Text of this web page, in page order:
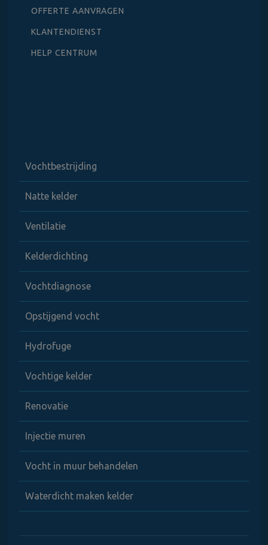
OFFERTE AANVRAGEN
KLANTENDIENST
HELP CENTRUM
Vochtbestrijding
Natte kelder
Ventilatie
Kelderdichting
Vochtdiagnose
Opstijgend vocht
Hydrofuge
Vochtige kelder
Renovatie
Injectie muren
Vocht in muur behandelen
Waterdicht maken kelder